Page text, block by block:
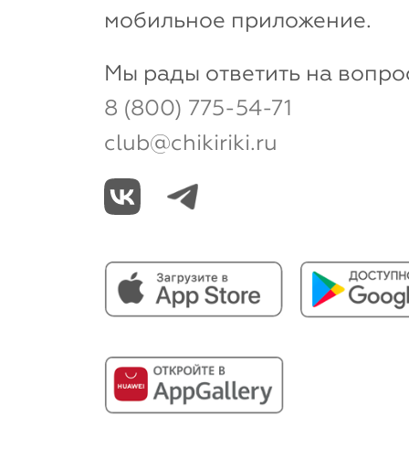
мобильное приложение.
Мы рады ответить на
8 (800) 775-54-71
club@chikiriki.ru